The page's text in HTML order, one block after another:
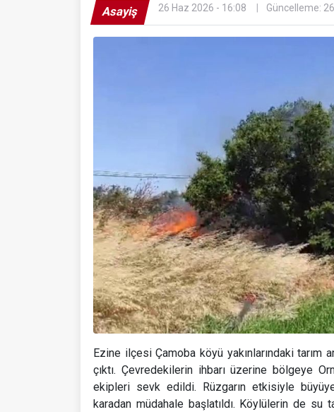
Asayiş 26 Haz 2026 - 16:08 Güncelleme:
Ezine ilçesi Çamoba köyü yakınlarındaki
çıktı. Çevredekilerin ihbarı üzerine bölgeye
ekipleri sevk edildi. Rüzgarın etkisiyle
karadan müdahale başlatıldı. Köylülerin de